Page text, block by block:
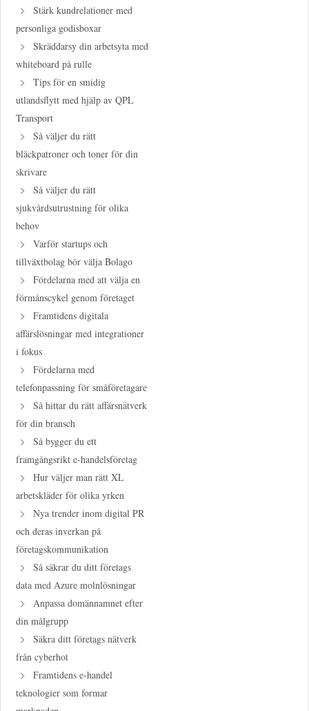
Stärk kundrelationer med
personliga godisboxar
Skräddarsy din arbetsyta med
whiteboard på rulle
Tips för en smidig
utlandsflytt med hjälp av QPL
Transport
Så väljer du rätt
bläckpatroner och toner för din
skrivare
Så väljer du rätt
sjukvårdsutrustning för olika
behov
Varför startups och
tillväxtbolag bör välja Bolago
Fördelarna med att välja en
förmånscykel genom företaget
Framtidens digitala
affärslösningar med integrationer
i fokus
Fördelarna med
telefonpassning för småföretagare
Så hittar du rätt affärsnätverk
för din bransch
Så bygger du ett
framgångsrikt e-handelsföretag
Hur väljer man rätt XL
arbetskläder för olika yrken
Nya trender inom digital PR
och deras inverkan på
företagskommunikation
Så säkrar du ditt företags
data med Azure molnlösningar
Anpassa domännamnet efter
din målgrupp
Säkra ditt företags nätverk
från cyberhot
Framtidens e-handel
teknologier som formar